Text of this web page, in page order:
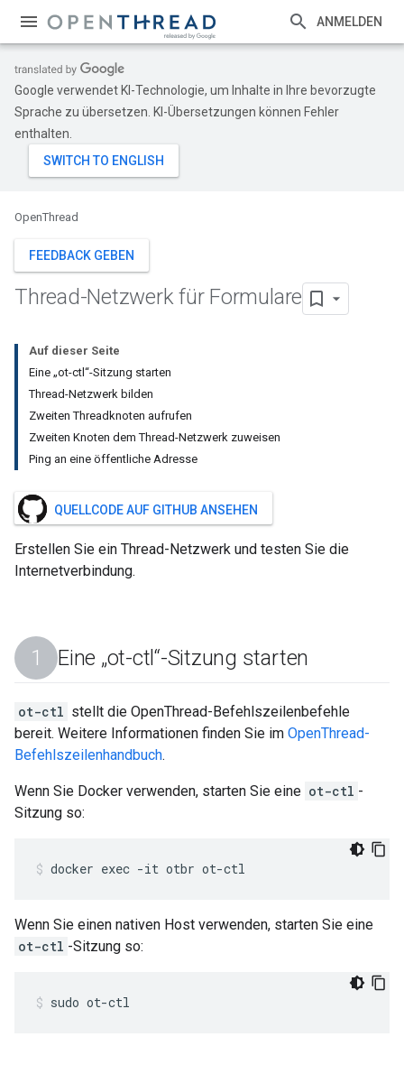
ANMELDEN
Google verwendet KI-Technologie, um Inhalte in Ihre bevorzugte
Sprache zu übersetzen. KI-Übersetzungen können Fehler
enthalten.
OpenThread
FEEDBACK GEBEN
Thread-Netzwerk für Formulare
Auf dieser Seite
Eine „ot-ctl“-Sitzung starten
Thread-Netzwerk bilden
Zweiten Threadknoten aufrufen
Zweiten Knoten dem Thread-Netzwerk zuweisen
Ping an eine öffentliche Adresse
QUELLCODE AUF GITHUB ANSEHEN
Erstellen Sie ein Thread-Netzwerk und testen Sie die
Internetverbindung.
Eine „ot-ctl“-Sitzung starten
ot-ctl stellt die OpenThread-Befehlszeilenbefehle
bereit. Weitere Informationen finden Sie im OpenThread-
Befehlszeilenhandbuch.
Wenn Sie Docker verwenden, starten Sie eine ot-ctl -
Sitzung so:
docker exec -it otbr ot-ctl
Wenn Sie einen nativen Host verwenden, starten Sie eine
ot-ctl -Sitzung so:
sudo ot-ctl